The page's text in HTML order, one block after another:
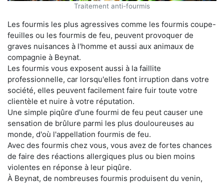
Traitement anti-fourmis
Les fourmis les plus agressives comme les fourmis coupe-
feuilles ou les fourmis de feu, peuvent provoquer de
graves nuisances à l'homme et aussi aux animaux de
compagnie à Beynat.
Les fourmis vous exposent aussi à la faillite
professionnelle, car lorsqu'elles font irruption dans votre
société, elles peuvent facilement faire fuir toute votre
clientèle et nuire à votre réputation.
Une simple piqûre d'une fourmi de feu peut causer une
sensation de brûlure parmi les plus douloureuses au
monde, d'où l'appellation fourmis de feu.
Avec des fourmis chez vous, vous avez de fortes chances
de faire des réactions allergiques plus ou bien moins
violentes en réponse à leur piqûre.
À Beynat, de nombreuses fourmis produisent du venin,